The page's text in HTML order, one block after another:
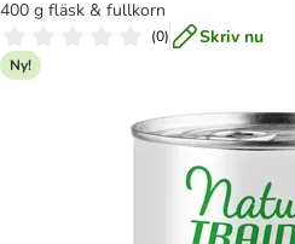
400 g fläsk & fullkorn
(0) Skriv nu
Ny!